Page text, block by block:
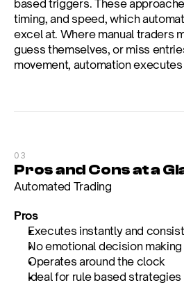
based triggers. These
timing, and speed, which
excel at. Where manual traders
guess themselves, or miss
movement, automation
03
Pros and Cons at a
Automated Trading
Pros
Executes instantly and
No emotional decision making
Operates around the clock
Ideal for rule based strategies